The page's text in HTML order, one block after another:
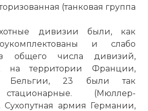
(танковая группа
дивизии были, как
и слабо
общего числа дивизий,
на территории Франции,
Бельгии, 23 были так
(Мюллер-
Сухопутная армия Германии,